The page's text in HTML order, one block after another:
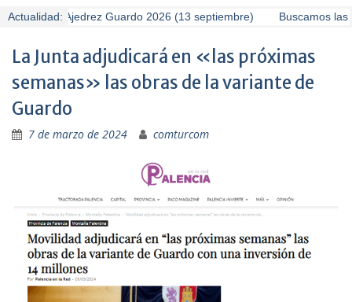
Actualidad:
Torneo de Ajedrez Guardo 2026 (13 septiembre) Buscamos las
La Junta adjudicará en «las próximas
semanas» las obras de la variante de
Guardo
7 de marzo de 2024 comturcom